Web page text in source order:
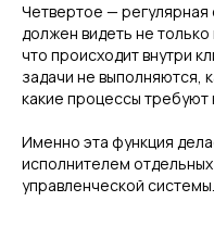
Четвертое — регулярная
должен видеть не только
что происходит внутри
задачи не выполняются,
какие процессы требуют
Именно эта функция
исполнителем
управленческой системы.